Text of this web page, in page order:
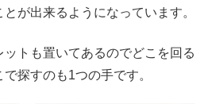
が出来るようになっています。
トも置いてあるのでどこを回る
探すのも1つの手です。